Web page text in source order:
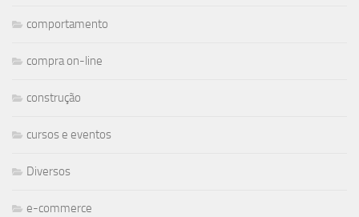
comportamento
compra on-line
construção
cursos e eventos
Diversos
e-commerce